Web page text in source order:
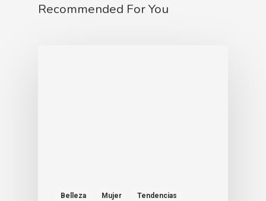
Recommended For You
Belleza Mujer Tendencias